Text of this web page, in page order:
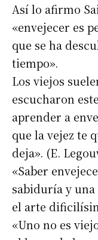
Suscribirme
Así lo afirmo
«envejecer es
que se ha
tiempo».
Los viejos
escucharon
aprender a
que la vejez te
deja». (E.
«Saber
sabiduría y una
el arte
«Uno no es